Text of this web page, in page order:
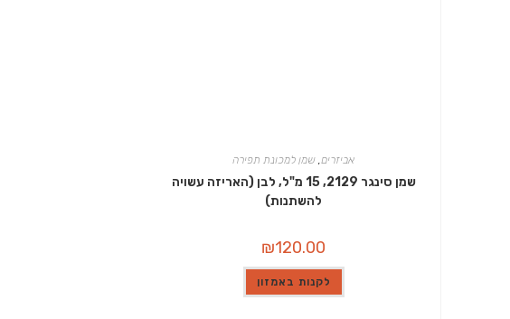
אביזרים, שמן למכונת תפירה
שמן סינגר 2129, 15 מ"ל, לבן (האריזה עשויה
להשתנות)
₪120.00
לקנות באמזון